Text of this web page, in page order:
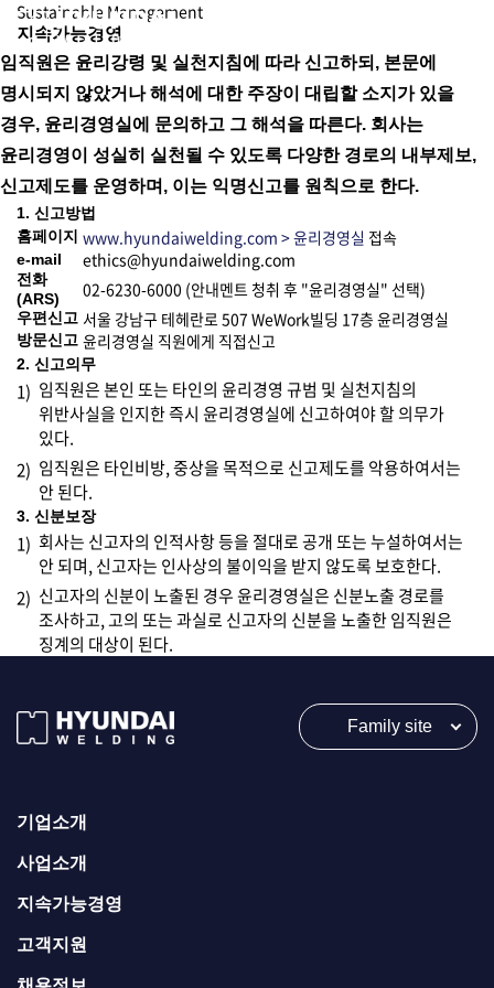
Sustainable Management
지속가능경영
임직원은 윤리강령 및 실천지침에 따라 신고하되, 본문에
명시되지 않았거나 해석에 대한 주장이 대립할 소지가 있을
경우, 윤리경영실에 문의하고 그 해석을 따른다. 회사는
윤리경영이 성실히 실천될 수 있도록 다양한 경로의 내부제보,
신고제도를 운영하며, 이는 익명신고를 원칙으로 한다.
1. 신고방법
홈페이지 www.hyundaiwelding.com > 윤리경영실 접속
e-mail ethics@hyundaiwelding.com
전화
(ARS)
02-6230-6000 (안내멘트 청취 후 "윤리경영실" 선택)
우편신고 서울 강남구 테헤란로 507 WeWork빌딩 17층 윤리경영실
방문신고 윤리경영실 직원에게 직접신고
2. 신고의무
1) 임직원은 본인 또는 타인의 윤리경영 규범 및 실천지침의
위반사실을 인지한 즉시 윤리경영실에 신고하여야 할 의무가
있다.
2) 임직원은 타인비방, 중상을 목적으로 신고제도를 악용하여서는
안 된다.
3. 신분보장
1) 회사는 신고자의 인적사항 등을 절대로 공개 또는 누설하여서는
안 되며, 신고자는 인사상의 불이익을 받지 않도록 보호한다.
2) 신고자의 신분이 노출된 경우 윤리경영실은 신분노출 경로를
조사하고, 고의 또는 과실로 신고자의 신분을 노출한 임직원은
징계의 대상이 된다.
Family site
기업소개
사업소개
지속가능경영
고객지원